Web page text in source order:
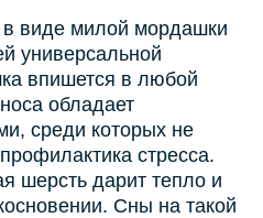
виде милой мордашки
универсальной
впишется в любой
обладает
среди которых не
стресса.
шерсть дарит тепло и
Сны на такой